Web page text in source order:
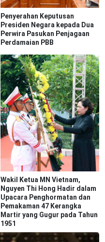
Penyerahan Keputusan
Presiden Negara kepada Dua
Perwira Pasukan Penjagaan
Perdamaian PBB
Wakil Ketua MN Vietnam,
Nguyen Thi Hong Hadir dalam
Upacara Penghormatan dan
Pemakaman 47 Kerangka
Martir yang Gugur pada Tahun
1951